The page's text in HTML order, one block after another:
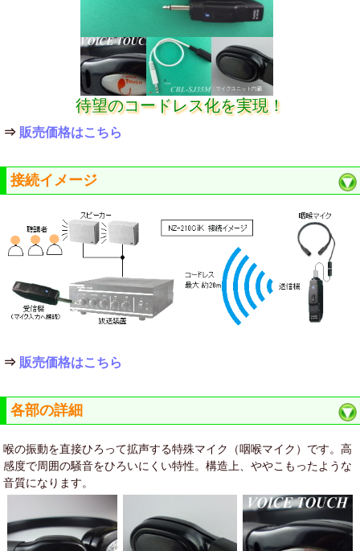
待望のコードレス化を実現！
⇒ 販売価格はこちら
接続イメージ
⇒ 販売価格はこちら
各部の詳細
喉の振動を直接ひろって拡声する特殊マイク（咽喉マイク）です。高
感度で周囲の騒音をひろいにくい特性。構造上、ややこもったような
音質になります。